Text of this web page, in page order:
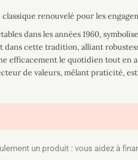
renouvelé pour les
dans les années 1960,
cette tradition, alliant
efficacement le quotidien tout en
de valeurs, mêlant praticité,
un produit : vous aidez à